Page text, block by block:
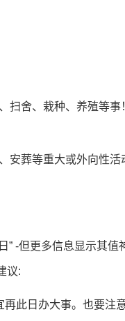
扫舍、栽种、养殖等
安葬等重大或外向性
” -但更多信息显示其值
议:
此日办大事。也要注